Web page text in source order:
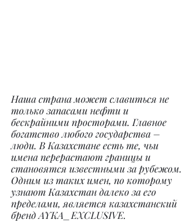
Наша страна может славиться не
только запасами нефти и
бескрайними просторами. Главное
богатство любого государства –
люди. В Казахстане есть те, чьи
имена перерастают границы и
становятся известными за рубежом.
Одним из таких имен, по которому
узнают Казахстан далеко за его
пределами, является казахстанский
бренд AYKA_EXCLUSIVE.